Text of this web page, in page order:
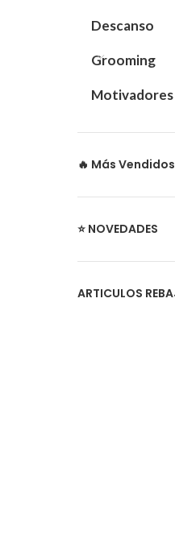
Descanso
Grooming
Motivadores
🔥 Más Vendidos
⭐ NOVEDADES
ARTICULOS